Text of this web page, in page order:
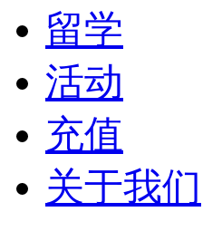
留学
活动
充值
关于我们